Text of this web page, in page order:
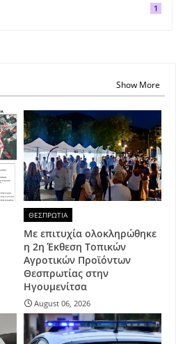
1
Show More
ΘΕΣΠΡΩΤΙΑ
Με επιτυχία ολοκληρώθηκε
η 2η Έκθεση Τοπικών
Αγροτικών Προϊόντων
Θεσπρωτίας στην
Ηγουμενίτσα
August 06, 2026